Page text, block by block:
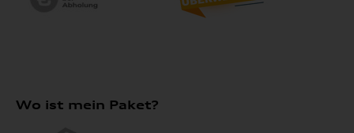
Wo ist mein Paket?